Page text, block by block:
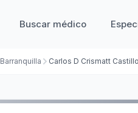
Buscar médico
Barranquilla Carlos D Crismatt Castillo